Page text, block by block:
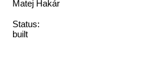
Matej Hakár
Status:
built